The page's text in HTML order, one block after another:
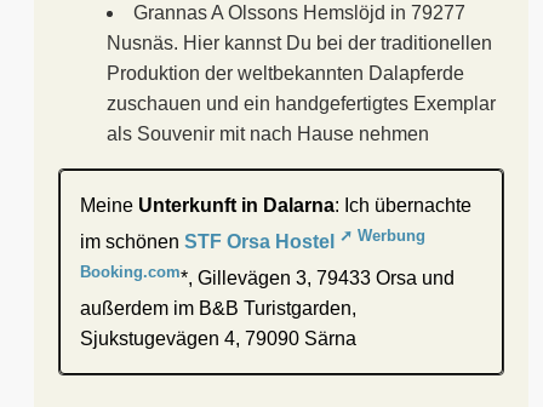
Grannas A Olssons Hemslöjd in 79277
Nusnäs. Hier kannst Du bei der traditionellen
Produktion der weltbekannten Dalapferde
zuschauen und ein handgefertigtes Exemplar
als Souvenir mit nach Hause nehmen
Meine Unterkunft in Dalarna: Ich übernachte
im schönen STF Orsa Hostel
*, Gillevägen 3, 79433 Orsa und
außerdem im B&B Turistgarden,
Sjukstugevägen 4, 79090 Särna